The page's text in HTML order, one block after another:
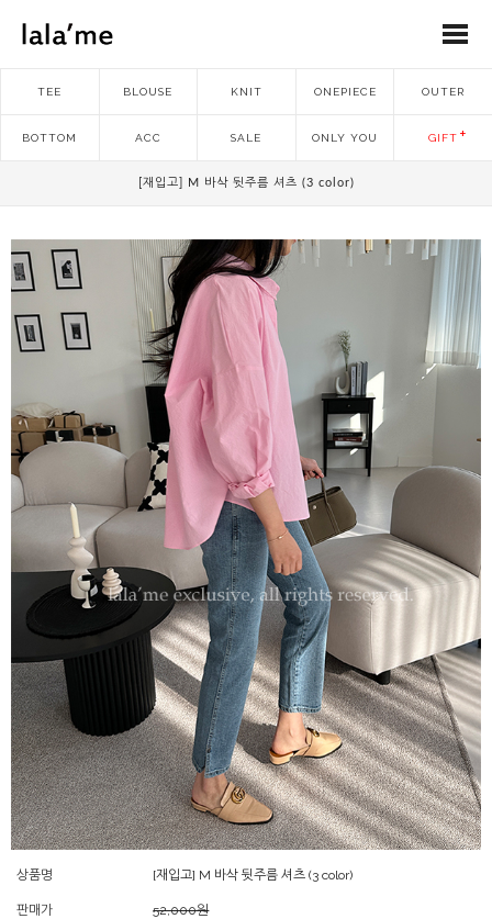
TEE BLOUSE KNIT ONEPIECE OUTER
BOTTOM ACC SALE ONLY YOU GIFT
[재입고] M 바삭 뒷주름 셔츠 (3 color)
상품명 [재입고] M 바삭 뒷주름 셔츠 (3 color)
판매가 52,000원